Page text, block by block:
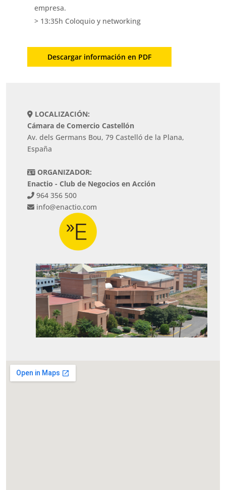
empresa.
> 13:35h Coloquio y networking
Descargar información en PDF
LOCALIZACIÓN:
Cámara de Comercio Castellón
Av. dels Germans Bou, 79 Castelló de la Plana,
España
ORGANIZADOR:
Enactio - Club de Negocios en Acción
964 356 500
info@enactio.com